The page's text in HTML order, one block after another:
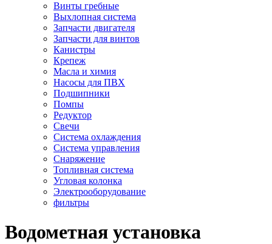
Винты гребные
Выхлопная система
Запчасти двигателя
Запчасти для винтов
Канистры
Крепеж
Масла и химия
Насосы для ПВХ
Подшипники
Помпы
Редуктор
Свечи
Система охлаждения
Система управления
Снаряжение
Топливная система
Угловая колонка
Электрооборудование
фильтры
Водометная установка